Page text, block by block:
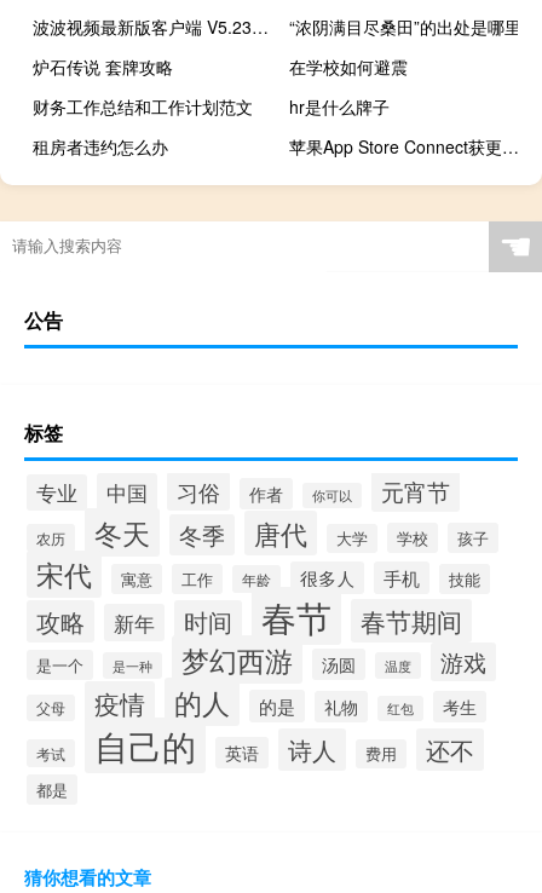
波波视频最新版客户端 V5.23.6 官方免费版（波波视频最新版客户端 V5.23.6 官方免费版功能简介）
“浓阴满目尽桑田”的出处是哪里
炉石传说 套牌攻略
在学校如何避震
财务工作总结和工作计划范文
hr是什么牌子
租房者违约怎么办
苹果App Store Connect获更新：支持iOS 13深色模式
☚
公告
标签
专业 中国 习俗 作者 你可以 元宵节
农历 冬天 冬季 唐代 大学 学校 孩子
宋代 寓意 工作 年龄 很多人 手机 技能
攻略 新年 时间 春节 春节期间
是一个 是一种 梦幻西游 汤圆 温度 游戏
父母 疫情 的人 的是 礼物 红包 考生
考试 自己的 英语 诗人 费用 还不
都是
猜你想看的文章